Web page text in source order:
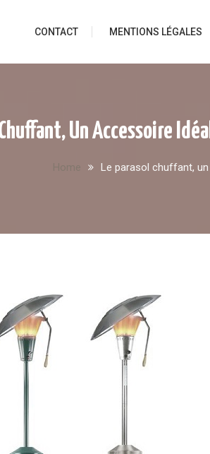
CONTACT MENTIONS LÉGALES
Un Accessoire
Home Le parasol chuffant,